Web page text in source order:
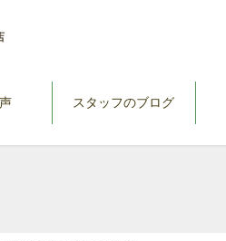
スタッフのブログ